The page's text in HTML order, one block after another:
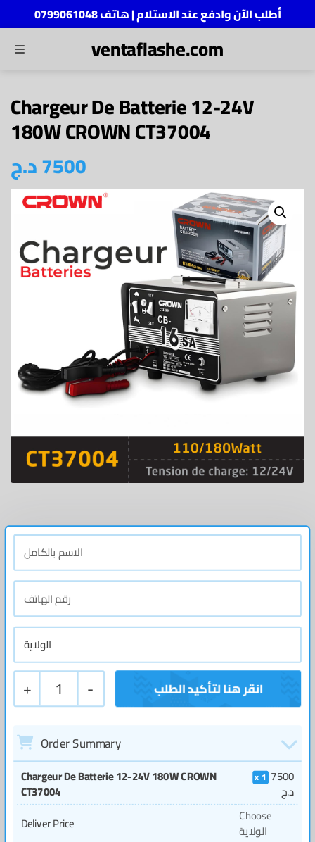
أطلب الآن وادفع عند الاستلام | هاتف 0799061048
MENU ventaflashe.com
Chargeur De Batterie 12-24V
180W CROWN CT37004
7500د.ج
+ 1 -
Order Summary
Chargeur De Batterie 12-24V 180W CROWN
CT37004
1 7500
د.ج
Deliver Price
Choose
الولاية